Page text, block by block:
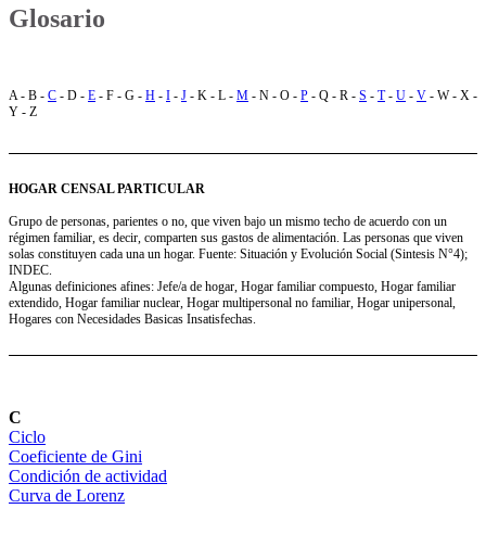
Glosario
A - B - C - D - E - F - G - H - I - J - K - L - M - N - O - P - Q - R - S - T- U - V - W - X -
Y - Z
HOGAR CENSAL PARTICULAR
Grupo de personas, parientes o no, que viven bajo un mismo techo de acuerdo con un
régimen familiar, es decir, comparten sus gastos de alimentación. Las personas que viven
solas constituyen cada una un hogar. Fuente: Situación y Evolución Social (Sintesis N°4);
INDEC.
Algunas definiciones afines: Jefe/a de hogar, Hogar familiar compuesto, Hogar familiar
extendido, Hogar familiar nuclear, Hogar multipersonal no familiar, Hogar unipersonal,
Hogares con Necesidades Basicas Insatisfechas.
C
Ciclo
Coeficiente de Gini
Condición de actividad
Curva de Lorenz